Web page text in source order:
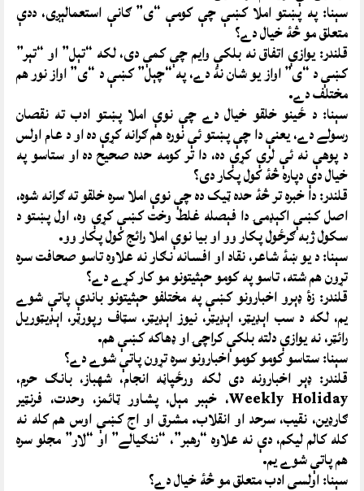
سېنا: په پښتو املا کښې چې کومې “ى” ګانې استعمالېږى، ددې
متعلق مو څۀ خيال دے؟
قلندر: يوازې اتفاق نه بلکې وايم چې کمې دى، لکه “تېل” او “تېر”
کښې د “ى” اواز يو شان نۀ دے، په “چېل” کښې د “ى” اواز نور هم
مختلف دے.
سېنا: د ځينو خلقو خيال دے چې نوې املا پښتو ادب ته نقصان
رسولے دے، يعنې دا چې پښتو ئې نوره هم ګرانه کړې ده او د عام اولس
د پوهې نه ئې لرې کړې ده، دا تر کومه حده صحيح ده او ستاسو په
خيال دې دپاره څۀ کول پکار دى؟
قلندر: دا خبره تر څۀ حده ټيک ده چې نوې املا سره خلقو ته ګرانه شوه،
اصل کښې اکېډمۍ دا فېصله غلط وخت کښې کړې وه، اول پښتو د
سکول ژبه ګرځول پکار وو او بيا نوې املا رائج کول پکار وو.
سېنا: د يو ښۀ شاعر، نقاد او افسانه نګار نه علاوه تاسو صحافت سره
تړون هم شته، تاسو په کومو حېثيتونو مو کار کړے دے؟
قلندر: زۀ ډېرو اخبارونو کښې په مختلفو حېثيتونو باندې پاتې شوے
يم، لکه د سب اېډيټر، اېډيټر، نيوز اېډيټر، سټاف رپورټر، اېډيټوريل
رائټر، نه يوازې دلته بلکې کراچۍ او ډهاکه کښې هم.
سېنا: ستاسو کومو کومو اخبارونو سره تړون پاتې شوے دے؟
قلندر: ډېر اخبارونه دى لکه ورځپاڼه انجام، شهباز، بانګ حرم،
Weekly Holiday، خېبر مېل، پشاور ټائمز، وحدت، فرنټير
ګارډين، نقيب، سرحد او انقلاب. مشرق او اج کښې اوس هم کله نه
کله کالم ليکم، دې نه علاوه “رهبر”، “ننګيالے” او “لار” مجلو سره
هم پاتې شوے يم.
سېنا: اولسى ادب متعلق مو څۀ خيال دے؟